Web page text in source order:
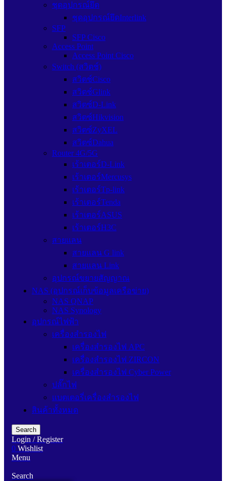
ชุดอุปกรณ์ยึด
ชุดอุปกรณ์ยึดInterlink
SFP
SFP Cisco
Access Point
Access Point Cisco
Switch (สวิตช์)
สวิตช์Cisco
สวิตช์Glink
สวิตซ์D-Link
สวิตซ์Hikvision
สวิตซ์ZyXEL
สวิตซ์Dahua
Router 4G/5G
เร้าเตอร์D-Link
เร้าเตอร์Mercusys
เร้าเตอร์Tp-link
เร้าเตอร์Tenda
เร้าเตอร์ASUS
เร้าเตอร์H3C
สายแลน
สายแลน G link
สายแลน Link
อุปกรณ์ขยายสัญญาณ
NAS (อุปกรณ์เก็บข้อมูลเครือข่าย)
NAS QNAP
NAS Synology
อุปกรณ์ไฟฟ้า
เครื่องสำรองไฟ
เครื่องสำรองไฟ APC
เครื่องสำรองไฟ ZIRCON
เครื่องสำรองไฟ Cyber Power
ปลั๊กไฟ
แบตเตอรี่เครื่องสำรองไฟ
สินค้าทั้งหมด
Search
Login / Register
0 Wishlist
Menu
Search